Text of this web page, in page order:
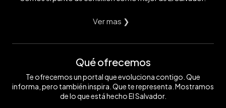
Ver mas ❯
Qué ofrecemos
Te ofrecemos un portal que evoluciona contigo. Que
informa, pero también inspira. Que te representa. Mostramos
de lo que está hecho El Salvador.